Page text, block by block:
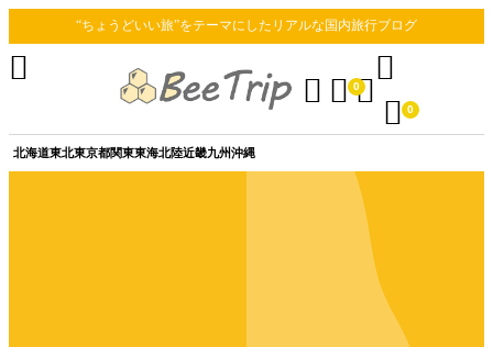
“ちょうどいい旅”をテーマにしたリアルな国内旅行ブログ
北海道東北東京都関東東海北陸近畿九州沖縄
  0

 0
